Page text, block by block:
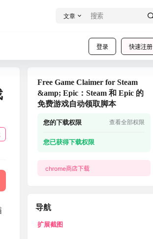
文章
登录 快速注册
Free Game Claimer for Steam
&amp; Epic：Steam 和 Epic 的
免费游戏自动领取脚本
您的下载权限 查看全部权限
您已获得下载权限
chrome商店下载
导航
扩展截图